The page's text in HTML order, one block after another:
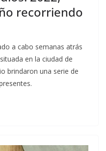
recorriendo
a cabo semanas atrás
en la ciudad de
brindaron una serie de